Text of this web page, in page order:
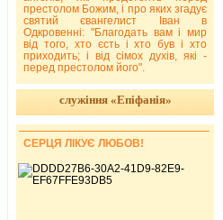
престолом Божим, і про яких згадує
святий євангелист Іван в
Одкровенні: "Благодать вам і мир
від того, хто єсть і хто був і хто
приходить; і від сімох духів, які -
перед престолом його".
служіння «Епіфанія»
СЕРЦЯ ЛІКУЄ ЛЮБОВ!